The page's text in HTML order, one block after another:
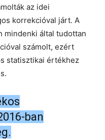
az idei
korrekcióval járt. A
mindenki által tudottan
számolt, ezért
statisztikai értékhez
ban